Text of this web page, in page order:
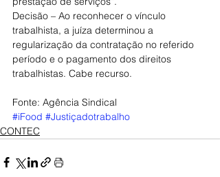
Decisão – Ao reconhecer o vínculo
trabalhista, a juíza determinou a
regularização da contratação no referido
período e o pagamento dos direitos
trabalhistas. Cabe recurso.
Fonte: Agência Sindical
#iFood #Justiçadotrabalho
CONTEC